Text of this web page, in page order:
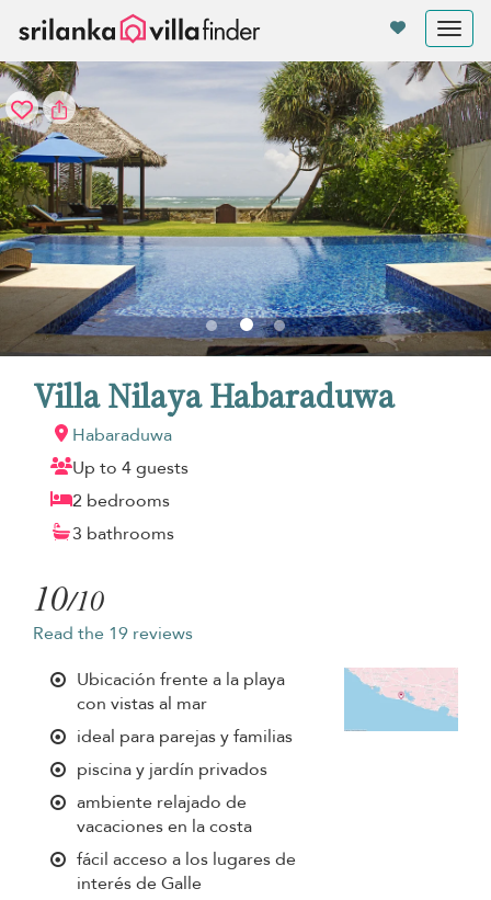
Villa Nilaya Habaraduwa
Habaraduwa
Up to 4 guests
2 bedrooms
3 bathrooms
10/10
Read the 19 reviews
Ubicación frente a la playa
con vistas al mar
ideal para parejas y familias
piscina y jardín privados
ambiente relajado de
vacaciones en la costa
fácil acceso a los lugares de
interés de Galle
Panel de gestión de cookies